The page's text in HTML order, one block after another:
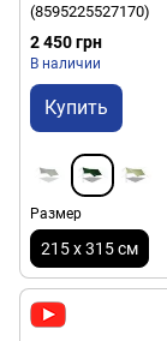
(8595225527170)
2 450 грн
В наличии
Купить
Размер
215 x 315 см